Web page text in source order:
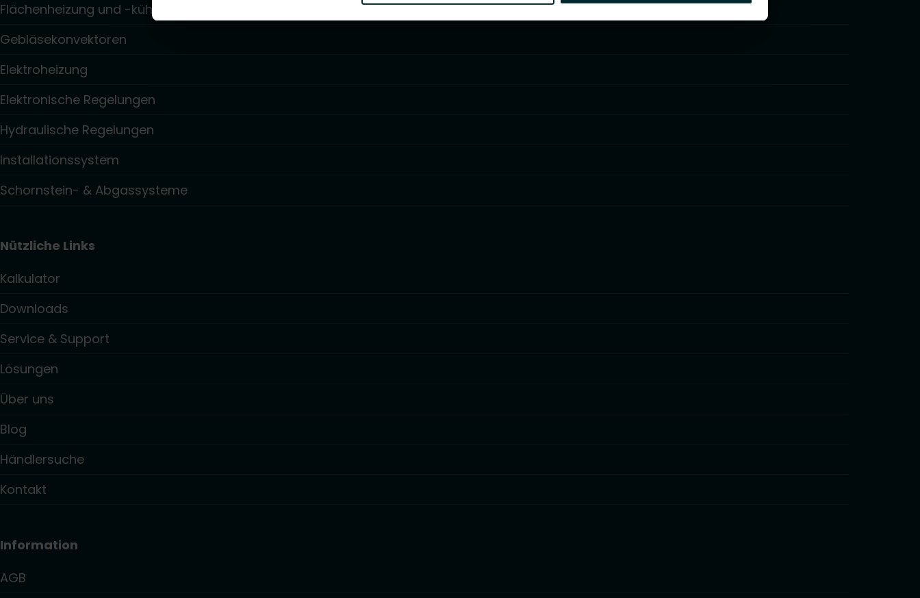
Flächenheizung und -kühlung
Gebläsekonvektoren
Elektroheizung
Elektronische Regelungen
Hydraulische Regelungen
Installationssystem
Schornstein- & Abgassysteme
Nützliche Links
Kalkulator
Downloads
Service & Support
Lösungen
Über uns
Blog
Händlersuche
Kontakt
Information
AGB